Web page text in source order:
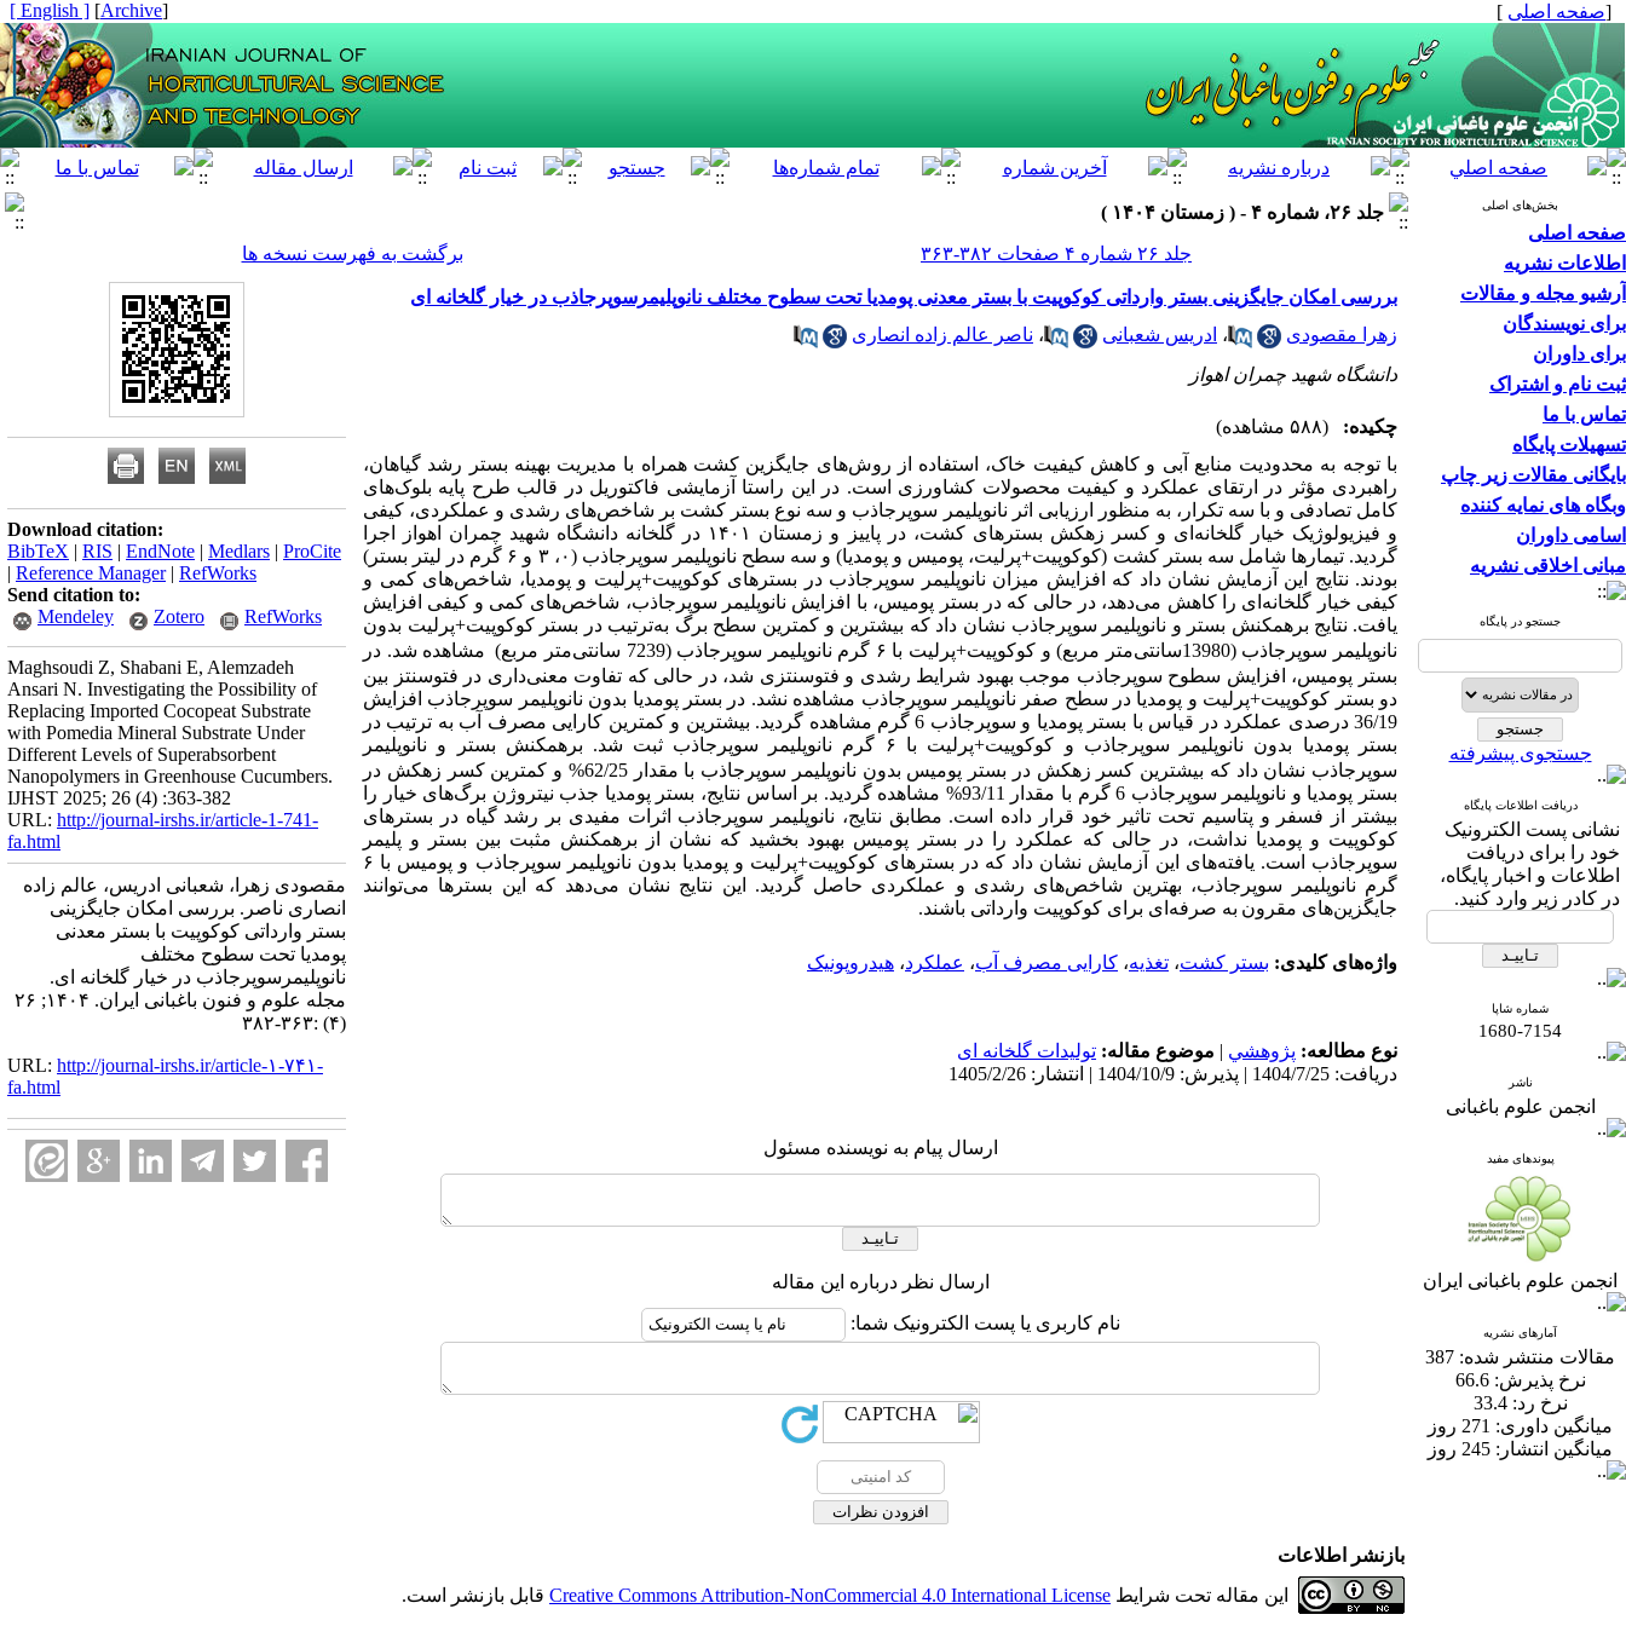
[صفحه اصلی ]
[
Archive
]
[ English ]
بخش‌های اصلی
صفحه اصلی
اطلاعات نشریه
آرشیو مجله و مقالات
برای نویسندگان
برای داوران
ثبت نام و اشتراک
تماس با ما
تسهیلات پایگاه
بایگانی مقالات زیر چاپ
وبگاه های نمایه کننده
اسامی داوران
مبانی اخلاقی نشریه
جستجو در پایگاه
جستجوی پیشرفته
دریافت اطلاعات پایگاه
نشانی پست الکترونیک
خود را برای دریافت
اطلاعات و اخبار پایگاه،
در کادر زیر وارد کنید.
شماره شاپا
1680-7154
ناشر
انجمن علوم باغبانی
پیوندهای مفید
انجمن علوم باغبانی ایران
آمارهای نشریه
مقالات منتشر شده: 387
نرخ پذیرش:66.6
نرخ رد:33.4
میانگین داوری: 271 روز
میانگین انتشار: 245 روز
جلد ۲۶، شماره ۴ - ( زمستان ۱۴۰۴ )
جلد ۲۶ شماره ۴ صفحات ۳۸۲-۳۶۳
برگشت به فهرست نسخه ها
بررسی امکان جایگزینی بستر وارداتی کوکوپیت با بستر معدنی پومدیا تحت سطوح مختلف نانوپلیمرسوپرجاذب در خیار گلخانه ای
زهرا مقصودی
، ادریس شعبانی ، ناصر عالم زاده انصاری
دانشگاه شهید چمران اهواز
چکیده:
(۵۸۸ مشاهده)
با توجه به محدودیت منابع آبی و کاهش کیفیت خاک، استفاده از روش‌های جایگزین کشت همراه با مدیریت بهینه بستر رشد گیاهان،
راهبردی مؤثر در ارتقای عملکرد و کیفیت محصولات کشاورزی است. در این راستا
آزمایشی فاکتوریل در قالب طرح پایه بلوک‌‌های
کامل تصادفی و با سه تکرار، به منظور ارزیابی اثر نانوپلیمر سوپرجاذب و سه نوع بستر کشت بر شاخص‌های رشدی و عملکردی، کیفی
و فیزیولوژیک خیار گلخانه‌ای و کسر زهکش بستر‌‌های کشت، در پاییز و زمستان ۱۴۰۱ در گلخانه دانشگاه شهید چمران اهواز اجرا
گردید. تیمارها شامل سه بستر کشت (کوکوپیت+پرلیت، پومیس و پومدیا) و سه سطح نانو‌‌پلیمر سوپرجاذب (۰ ،۳ و ۶ گرم در لیتر بستر )
بودند. نتایج این آزمایش نشان داد که افزایش میزان نانوپلیمر سوپرجاذب در بسترهای کوکوپیت+پرلیت و پومدیا، شاخص‌های کمی و
کیفی خیار گلخانه‌ای را کاهش می‌دهد، در حالی که در بستر پومیس، با افزایش نانو‌‌پلیمر سوپرجاذب، شاخص‌های کمی و کیفی افزایش
یافت. نتایج برهمکنش بستر و نانو‌‌پلیمر سوپرجاذب نشان داد که بیشترین و کمترین سطح برگ به‌‌ترتیب در بستر کوکوپیت+پرلیت بدون
نانو‌‌پلیمر سوپرجاذب(13980سانتی‌متر مربع) و کوکوپیت+پرلیت با ۶ گرم نانو‌‌پلیمر سوپرجاذب(7239 سانتی‌متر مربع)
مشاهده شد. در
بستر پومیس، افزایش سطوح سوپرجاذب موجب بهبود شرایط رشدی و فتوسنتزی شد، در حالی که تفاوت معنی‌داری در فتوسنتز بین
دو بستر کوکوپیت+پرلیت و پومدیا در سطح صفر نانو‌‌پلیمر سوپرجاذب مشاهده نشد. در بستر پومدیا بدون نانو‌‌پلیمر
سوپرجاذب افزایش
36/19 درصدی عملکرد در قیاس با بستر پومدیا و سوپرجاذب 6 گرم مشاهده گردید.
بیشترین و کمترین کارایی مصرف آب به ترتیب در
بستر پومدیا بدون نانو‌‌پلیمر سوپرجاذب و کوکوپیت+پرلیت با ۶ گرم نانو‌‌پلیمر سوپرجاذب ثبت شد. برهمکنش بستر و نانو‌‌پلیمر
سوپرجاذب نشان داد که بیشترین کسر زهکش در بستر پومیس بدون نانو‌‌پلیمر
سوپرجاذب با مقدار 62/25% و کمترین کسر زهکش در
بستر پومدیا و نانو‌‌پلیمر
سوپرجاذب 6 گرم با مقدار 93/11% مشاهده گردید. بر اساس نتایج، بستر پومدیا جذب نیتروژن برگ‌‌های خیار را
بیشتر از فسفر و پتاسیم تحت تاثیر خود قرار داده است. مطابق نتایج، نانو‌‌پلیمر سوپرجاذب اثرات مفیدی بر رشد گیاه در بسترهای
کوکوپیت و پومدیا نداشت، در حالی که عملکرد را در بستر پومیس بهبود بخشید که نشان از برهمکنش مثبت بین بستر و پلیمر
سوپرجاذب است. یافته‌‌های این آزمایش نشان داد که در بسترهای کوکوپیت+پرلیت و پومدیا بدون نانوپلیمر سوپرجاذب و پومیس با ۶
گرم نانوپلیمر سوپرجاذب، بهترین شاخص‌های رشدی و عملکردی حاصل گردید. این نتایج نشان می‌دهد که این بسترها می‌توانند
جایگزین‌های مقرون ‌به ‌صرفه‌ای برای کوکوپیت وارداتی باشند.
واژه‌های کلیدی: بستر کشت، تغذیه، کارایی مصرف آب، عملکرد، هیدروپونیک
نوع مطالعه: پژوهشي | موضوع مقاله: تولیدات گلخانه ای
دریافت: 1404/7/25 | پذیرش: 1404/10/9 | انتشار: 1405/2/26
ارسال پیام به نویسنده مسئول
ارسال نظر درباره این مقاله
نام کاربری یا پست الکترونیک شما:
Download citation:
BibTeX | RIS | EndNote | Medlars | ProCite
| Reference Manager| RefWorks
Send citation to:
Mendeley
Zotero RefWorks
Maghsoudi Z, Shabani E, Alemzadeh
Ansari N. Investigating the Possibility of
Replacing Imported Cocopeat Substrate
with Pomedia Mineral Substrate Under
Different Levels of Superabsorbent
Nanopolymers in Greenhouse Cucumbers.
IJHST 2025; 26 (4) :363-382
URL: http://journal-irshs.ir/article-1-741-
fa.html
مقصودی زهرا، شعبانی ادریس، عالم زاده
انصاری ناصر. بررسی امکان جایگزینی
بستر وارداتی کوکوپیت با بستر معدنی
پومدیا تحت سطوح مختلف
نانوپلیمرسوپرجاذب در خیار گلخانه ای.
مجله علوم و فنون باغبانی ایران. ۱۴۰۴; ۲۶
(۴) :۳۶۳-۳۸۲
URL: http://journal-irshs.ir/article-۱-۷۴۱-
fa.html
بازنشر اطلاعات
این مقاله تحت شرایط Creative Commons Attribution-NonCommercial 4.0 International License قابل بازنشر است.